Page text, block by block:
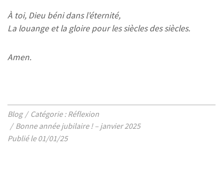
À toi, Dieu béni dans l’éternité,
La louange et la gloire pour les siècles des siècles.
Amen.
Blog
Catégorie : Réflexion
Bonne année jubilaire ! – janvier 2025
Publié le 01/01/25